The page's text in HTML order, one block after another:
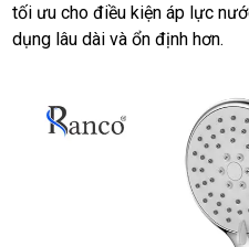
tối ưu cho điều kiện áp lực
dụng lâu dài và ổn định hơn.